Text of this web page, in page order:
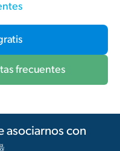
frecuentes
asociarnos con